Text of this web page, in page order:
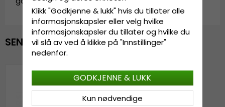
SENEST VISTE
Klikk "Godkjenne & lukk" hvis du tillater alle
informasjonskapsler eller velg hvilke
informasjonskapsler du tillater og hvilke du
vil slå av ved å klikke på "Innstillinger"
nedenfor.
Kun nødvendige
GODKJENNE & LUKK